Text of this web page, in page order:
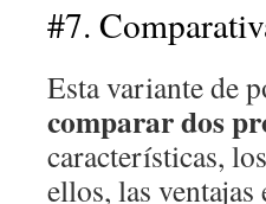
#7.
Esta variante de
comparar dos
características,
ellos, las